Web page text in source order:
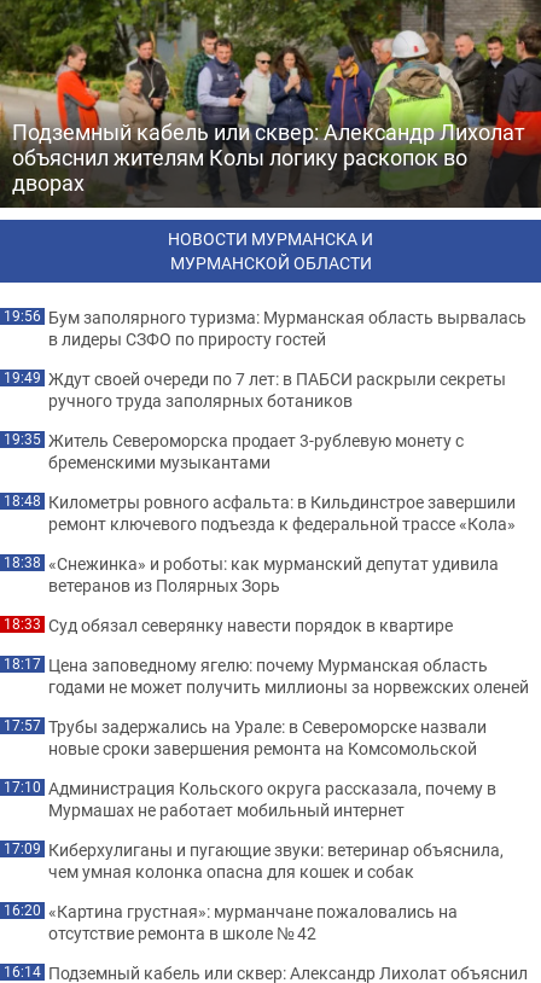
Подземный кабель или сквер: Александр Лихолат
объяснил жителям Колы логику раскопок во
дворах
НОВОСТИ МУРМАНСКА И
МУРМАНСКОЙ ОБЛАСТИ
19:56 Бум заполярного туризма: Мурманская область вырвалась
в лидеры СЗФО по приросту гостей
19:49 Ждут своей очереди по 7 лет: в ПАБСИ раскрыли секреты
ручного труда заполярных ботаников
19:35 Житель Североморска продает 3-рублевую монету с
бременскими музыкантами
18:48 Километры ровного асфальта: в Кильдинстрое завершили
ремонт ключевого подъезда к федеральной трассе «Кола»
18:38 «Снежинка» и роботы: как мурманский депутат удивила
ветеранов из Полярных Зорь
18:33 Суд обязал северянку навести порядок в квартире
18:17 Цена заповедному ягелю: почему Мурманская область
годами не может получить миллионы за норвежских оленей
17:57 Трубы задержались на Урале: в Североморске назвали
новые сроки завершения ремонта на Комсомольской
17:10 Администрация Кольского округа рассказала, почему в
Мурмашах не работает мобильный интернет
17:09 Киберхулиганы и пугающие звуки: ветеринар объяснила,
чем умная колонка опасна для кошек и собак
16:20 «Картина грустная»: мурманчане пожаловались на
отсутствие ремонта в школе № 42
16:14 Подземный кабель или сквер: Александр Лихолат объяснил